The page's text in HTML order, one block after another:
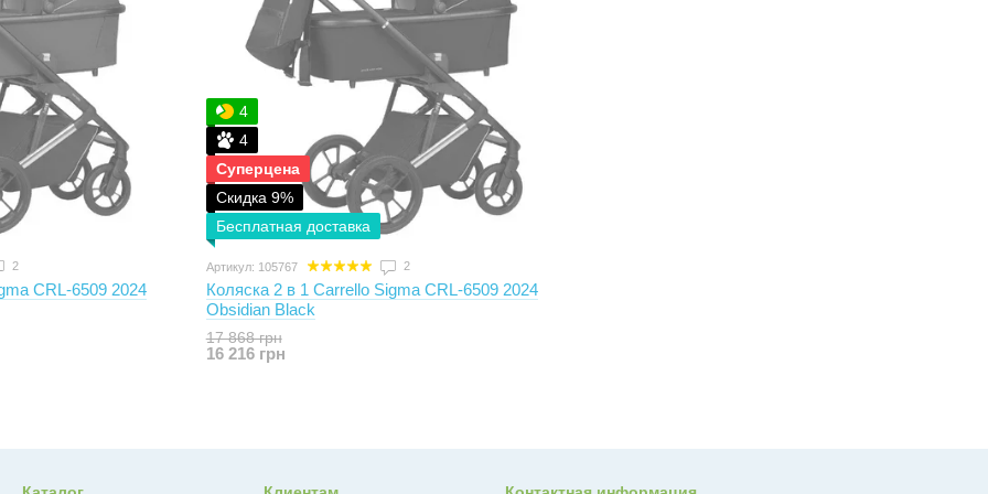
2
CRL-6509 2024
4
4
Суперцена
Скидка 9%
Бесплатная доставка
Артикул: 105767 2
Коляска 2 в 1 Carrello Sigma CRL-6509 2024
Obsidian Black
17 868 грн
16 216 грн